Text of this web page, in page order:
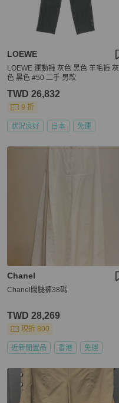
LOEWE
LOEWE 運動褲 灰色 黑色 羊毛褲 灰
色 黑色 #50 二手 男款
TWD 26,832
9 折
狀況良好 日本 免運
Chanel
Chanel闊腿褲38碼
TWD 28,269
現折 800
近新閒置品 香港 免運